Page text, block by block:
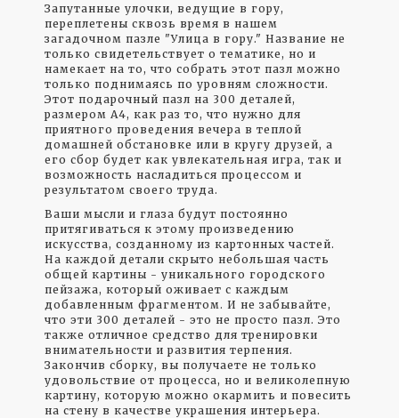
Запутанные улочки, ведущие в гору,
переплетены сквозь время в нашем
загадочном пазле "Улица в гору." Название не
только свидетельствует о тематике, но и
намекает на то, что собрать этот пазл можно
только поднимаясь по уровням сложности.
Этот подарочный пазл на 300 деталей,
размером А4, как раз то, что нужно для
приятного проведения вечера в теплой
домашней обстановке или в кругу друзей, а
его сбор будет как увлекательная игра, так и
возможность насладиться процессом и
результатом своего труда.
Ваши мысли и глаза будут постоянно
притягиваться к этому произведению
искусства, созданному из картонных частей.
На каждой детали скрыто небольшая часть
общей картины - уникального городского
пейзажа, который оживает с каждым
добавленным фрагментом. И не забывайте,
что эти 300 деталей - это не просто пазл. Это
также отличное средство для тренировки
внимательности и развития терпения.
Закончив сборку, вы получаете не только
удовольствие от процесса, но и великолепную
картину, которую можно окармить и повесить
на стену в качестве украшения интерьера.